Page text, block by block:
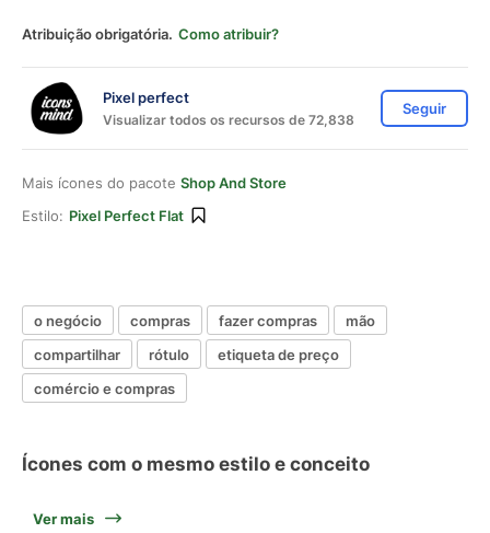
Atribuição obrigatória. Como atribuir?
Pixel perfect
Visualizar todos os recursos de 72,838
Seguir
Mais ícones do pacote Shop And Store
Estilo: Pixel Perfect Flat
o negócio compras fazer compras
mão
compartilhar
rótulo
etiqueta de preço
comércio e compras
Ícones com o mesmo estilo e conceito
Ver mais